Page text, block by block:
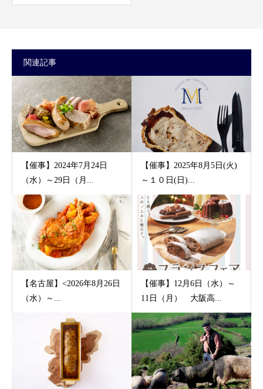
関連記事
【催事】2024年7月24日
（水）～29日（月...
【催事】2025年8月5日(火)
～１０日(日)...
【名古屋】<2026年8月26日
（水）～...
【催事】12月6日（水）～
11日（月） 大阪高...